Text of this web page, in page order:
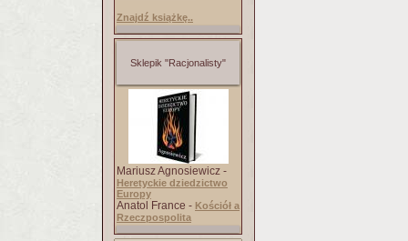
Znajdź książkę..
Sklepik "Racjonalisty"
Mariusz Agnosiewicz -
Heretyckie dziedzictwo
Europy
Anatol France - Kościół a
Rzeczpospolita